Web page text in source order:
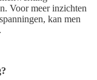
Voor meer inzichten
kan men
.